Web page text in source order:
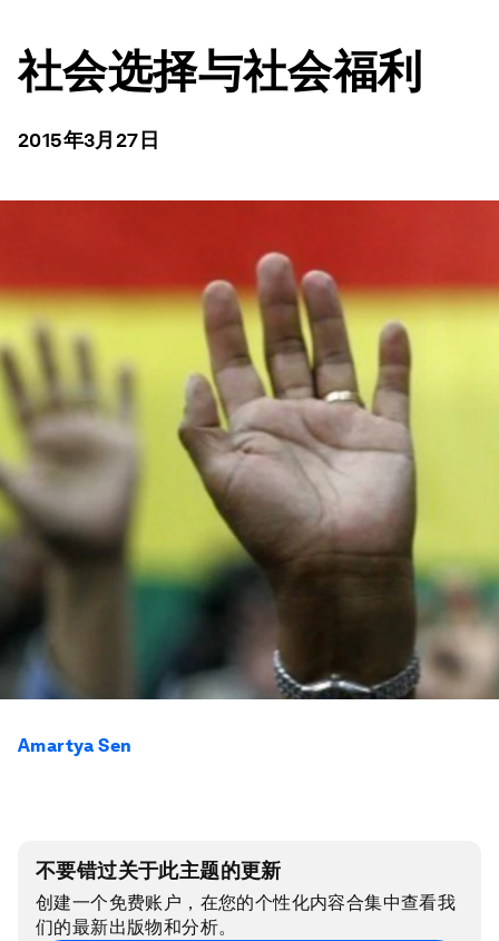
社会选择与社会福利
2015年3月27日
Amartya Sen
不要错过关于此主题的更新
创建一个免费账户，在您的个性化内容合集中查看我
们的最新出版物和分析。